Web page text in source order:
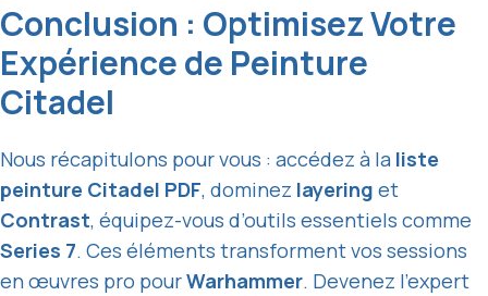
Conclusion : Optimisez Votre
Expérience de Peinture
Citadel
Nous récapitulons pour vous : accédez à la liste
peinture Citadel PDF, dominez layering et
Contrast, équipez-vous d’outils essentiels comme
Series 7. Ces éléments transforment vos sessions
en œuvres pro pourWarhammer. Devenez l’expert